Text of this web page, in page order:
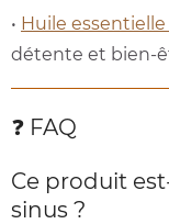
• Huile
détente et
❓ FAQ
Ce produit
sinus ?